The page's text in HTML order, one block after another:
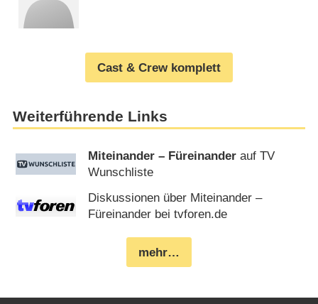
Cast & Crew komplett
Weiterführende Links
Miteinander – Füreinander auf TV
Wunschliste
Diskussionen über Miteinander –
Füreinander bei tvforen.de
mehr…